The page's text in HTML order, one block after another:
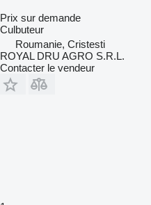
Prix sur demande
Culbuteur
Roumanie, Cristesti
ROYAL DRU AGRO S.R.L.
Contacter le vendeur